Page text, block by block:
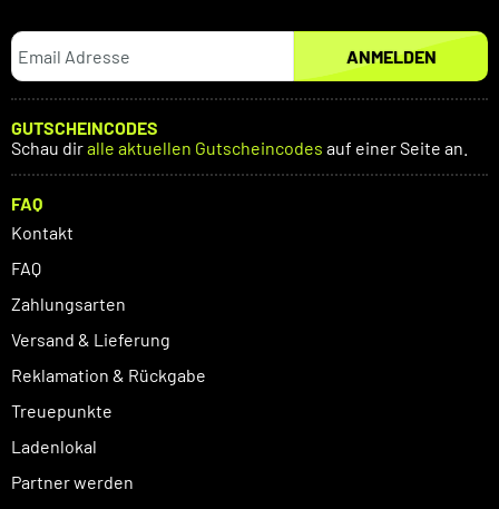
ANMELDEN
GUTSCHEINCODES
Schau diralle aktuellen Gutscheincodes auf einer Seite an.
FAQ
Kontakt
FAQ
Zahlungsarten
Versand & Lieferung
Reklamation & Rückgabe
Treuepunkte
Ladenlokal
Partner werden